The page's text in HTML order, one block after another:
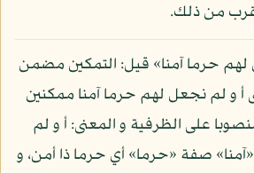
من ذلك.
لهم حرما آمنا» قيل: التمكين مضمن
أ و لم نجعل لهم حرما آمنا ممكنين
على الظرفية و المعنى: أ و لم
صفة «حرما» أي حرما ذا أمن، و